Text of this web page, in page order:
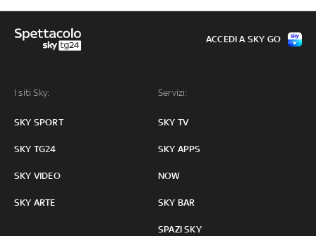
I siti Sky:
SKY SPORT
SKY TG24
SKY VIDEO
SKY ARTE
Servizi:
SKY TV
SKY APPS
NOW
SKY BAR
SPAZI SKY
ACCEDI A SKY GO